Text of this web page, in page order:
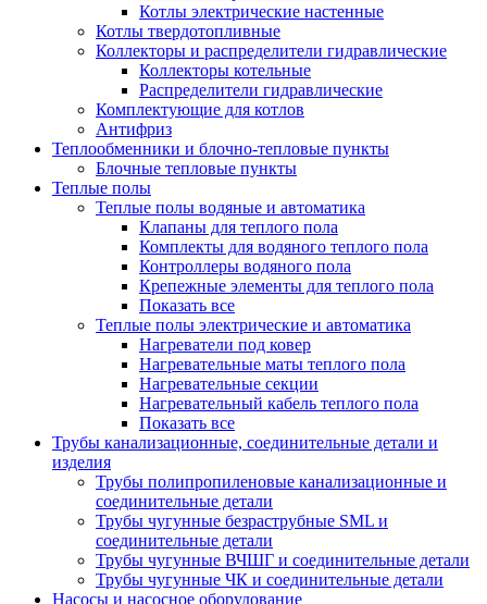
Котлы электрические настенные
Котлы твердотопливные
Коллекторы и распределители гидравлические
Коллекторы котельные
Распределители гидравлические
Комплектующие для котлов
Антифриз
Теплообменники и блочно-тепловые пункты
Блочные тепловые пункты
Теплые полы
Теплые полы водяные и автоматика
Клапаны для теплого пола
Комплекты для водяного теплого пола
Контроллеры водяного пола
Крепежные элементы для теплого пола
Показать все
Теплые полы электрические и автоматика
Нагреватели под ковер
Нагревательные маты теплого пола
Нагревательные секции
Нагревательный кабель теплого пола
Показать все
Трубы канализационные, соединительные детали и
изделия
Трубы полипропиленовые канализационные и
соединительные детали
Трубы чугунные безраструбные SML и
соединительные детали
Трубы чугунные ВЧШГ и соединительные детали
Трубы чугунные ЧК и соединительные детали
Насосы и насосное оборудование